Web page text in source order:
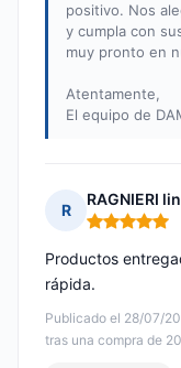
positivo. Nos
y cumpla con
muy pronto en
Atentamente,
El equipo de
R
RAGNIERI
Nota: 5 de 5
Publicado el 28/07/
tras una compra de
Productos
rápida.